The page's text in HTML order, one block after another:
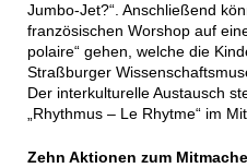
Jumbo-Jet?“. Anschließend
französischen Worshop auf
polaire“ gehen, welche die
Straßburger
Der interkulturelle Austausch
„Rhythmus – Le Rhytme“ im
Zehn Aktionen zum